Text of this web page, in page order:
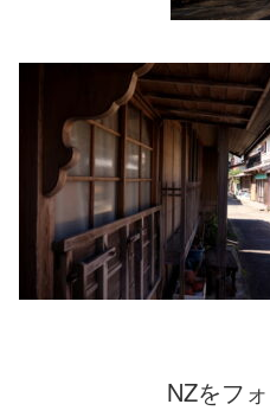
NZをフ